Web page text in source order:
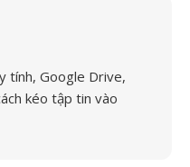
tính, Google Drive,
kéo tập tin vào